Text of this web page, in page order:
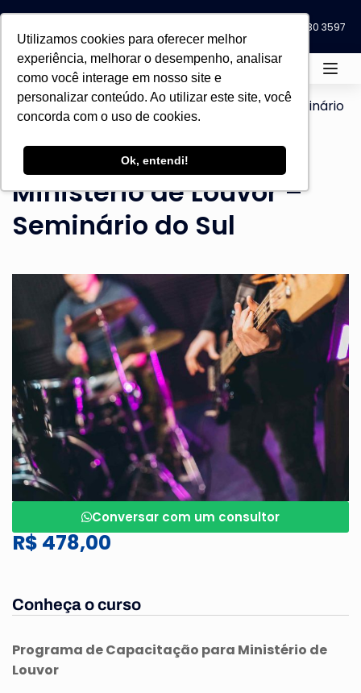
Utilizamos cookies para oferecer melhor
experiência, melhorar o desempenho, analisar
como você interage em nosso site e
personalizar conteúdo. Ao utilizar este site, você
concorda com o uso de cookies.
Ok, entendi!
0800 580 3597
Home Todos os cursos LIVRES
Seminário
do Sul
Capacitação para
Ministério de Louvor –
Seminário do Sul
Conversar com um consultor
R$ 478,00
Conheça o curso
Programa de Capacitação para Ministério de
Louvor